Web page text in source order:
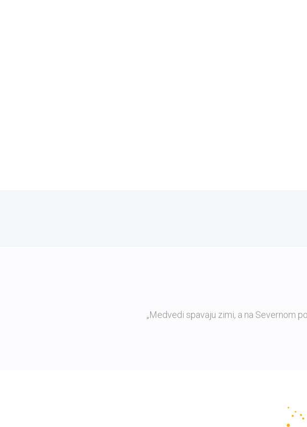
„Medvedi spavaju zimi, a na Severnom